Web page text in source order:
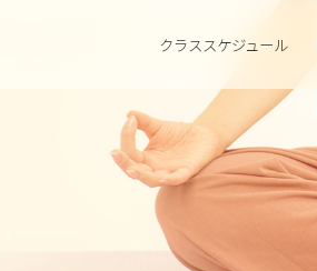
クラススケジュール